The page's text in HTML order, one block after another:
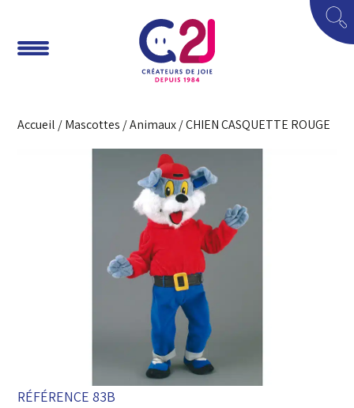
Accueil /Mascottes /Animaux/ CHIEN CASQUETTE ROUGE
RÉFÉRENCE 83B